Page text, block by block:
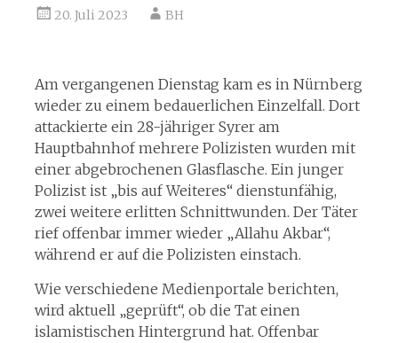
20. Juli 2023 BH
Am vergangenen Dienstag kam es in Nürnberg
wieder zu einem bedauerlichen Einzelfall. Dort
attackierte ein 28-jähriger Syrer am
Hauptbahnhof mehrere Polizisten wurden mit
einer abgebrochenen Glasflasche. Ein junger
Polizist ist „bis auf Weiteres“ dienstunfähig,
zwei weitere erlitten Schnittwunden. Der Täter
rief offenbar immer wieder „Allahu Akbar“,
während er auf die Polizisten einstach.
Wie verschiedene Medienportale berichten,
wird aktuell „geprüft“, ob die Tat einen
islamistischen Hintergrund hat. Offenbar